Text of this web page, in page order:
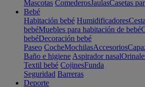
Mascotas ComederosJaulasCasetas
Bebé
Habitación bebé Humidificadores
bebéMuebles para habitación de bebé
bebéDecoración bebé
Paseo CocheMochilasAccesorios
Baño e higiene Aspirador nasal
Textil bebé CojinesFunda
Seguridad Barreras
Deporte